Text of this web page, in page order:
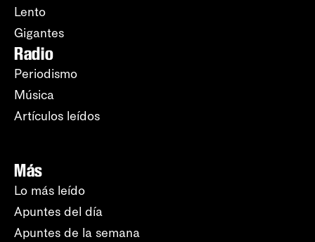
Lento
Gigantes
Radio
Periodismo
Música
Artículos leídos
Más
Lo más leído
Apuntes del día
Apuntes de la semana